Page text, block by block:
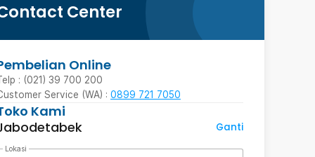
Center
Online
: (021) 39 700 200
Service (WA) : 0899 721 7050
Kami
Ganti
Lokasi